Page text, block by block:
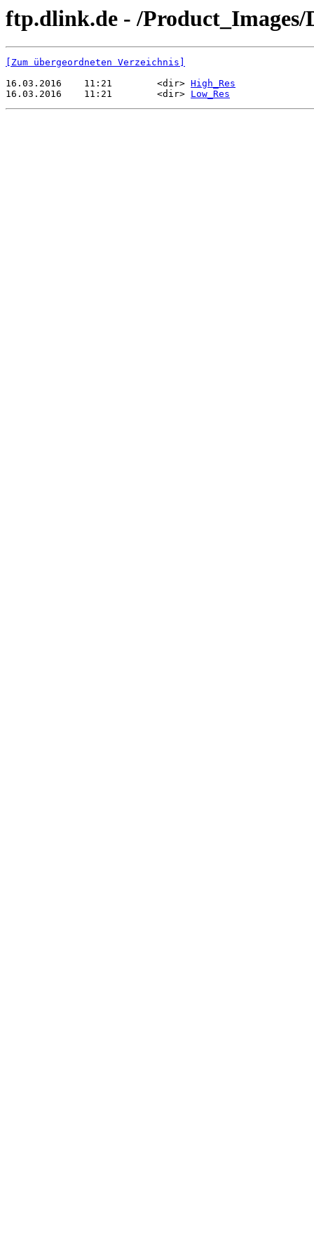
ftp.dlink.de - /Product_Images/
[Zum übergeordneten Verzeichnis]
16.03.2016    11:21        <dir> High_Res
16.03.2016    11:21        <dir> Low_Res